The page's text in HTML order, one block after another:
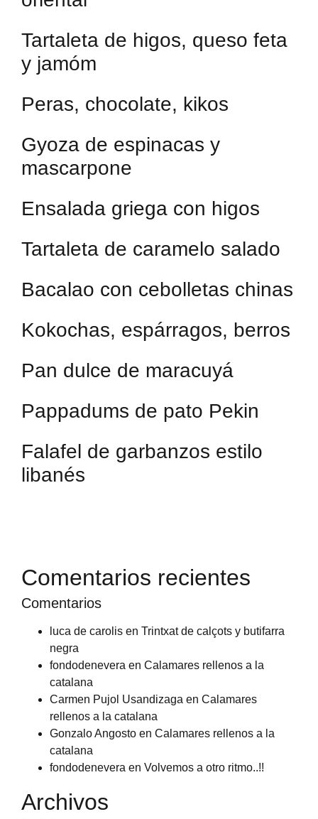
Tartaleta de higos, queso feta
y jamóm
Peras, chocolate, kikos
Gyoza de espinacas y
mascarpone
Ensalada griega con higos
Tartaleta de caramelo salado
Bacalao con cebolletas chinas
Kokochas, espárragos, berros
Pan dulce de maracuyá
Pappadums de pato Pekin
Falafel de garbanzos estilo
libanés
Comentarios recientes
Comentarios
luca de carolis en Trintxat de calçots y butifarra
negra
fondodenevera en Calamares rellenos a la
catalana
Carmen Pujol Usandizaga en Calamares
rellenos a la catalana
Gonzalo Angosto en Calamares rellenos a la
catalana
fondodenevera en Volvemos a otro ritmo..!!
Archivos